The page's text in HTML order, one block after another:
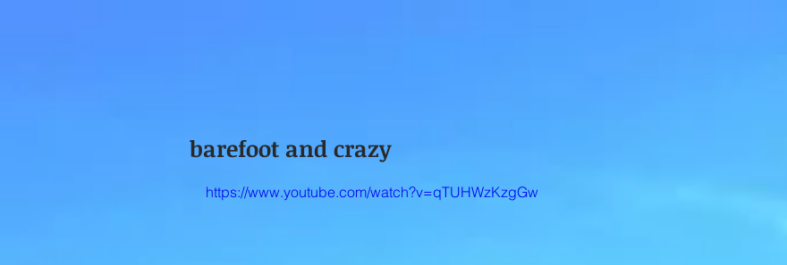
barefoot and crazy
https://www.youtube.com/watch?v=qTUHWzKzgGw